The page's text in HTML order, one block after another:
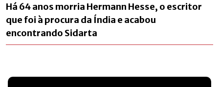
Há 64 anos morria Hermann Hesse, o escritor
que foi à procura da Índia e acabou
encontrando Sidarta